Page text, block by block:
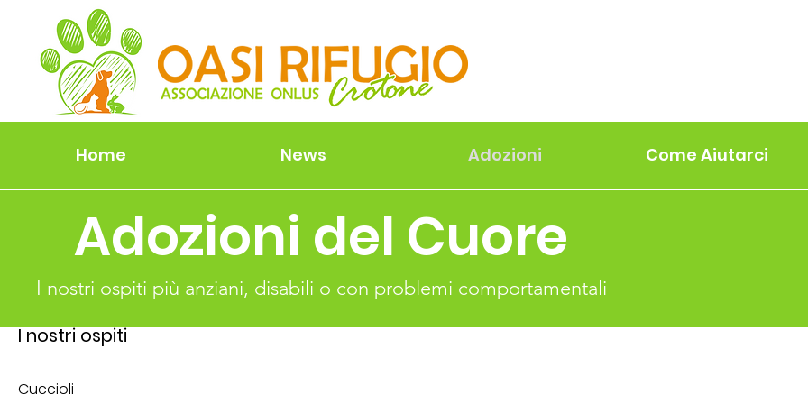
Home News Adozioni Come Aiutarci
Adozioni del Cuore
I nostri ospiti più anziani, disabili o con problemi comportamentali
I nostri ospiti
Cuccioli